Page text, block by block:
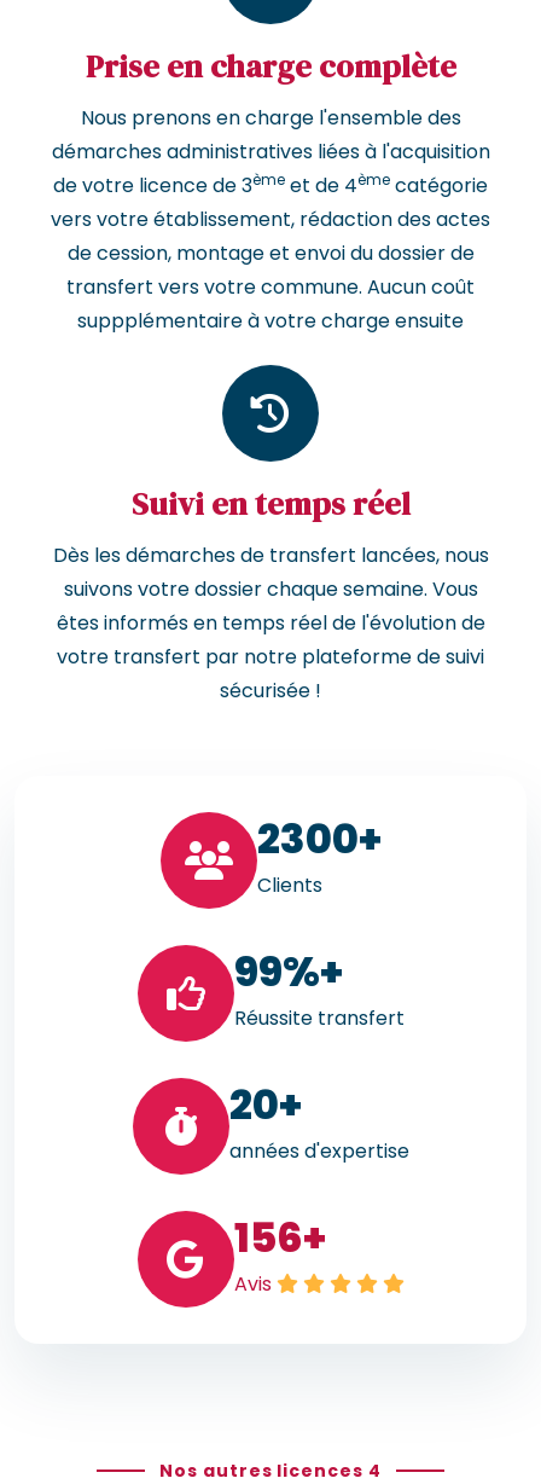
Prise en charge complète
Nous prenons en charge l'ensemble des
démarches administratives liées à l'acquisition
de votre licence de 3ème et de 4ème catégorie
vers votre établissement, rédaction des actes
de cession, montage et envoi du dossier de
transfert vers votre commune. Aucun coût
suppplémentaire à votre charge ensuite
Suivi en temps réel
Dès les démarches de transfert lancées, nous
suivons votre dossier chaque semaine. Vous
êtes informés en temps réel de l'évolution de
votre transfert par notre plateforme de suivi
sécurisée !
2300+
Clients
99%+
Réussite transfert
20+
années d'expertise
156+
Avis
Nos autres licences 4